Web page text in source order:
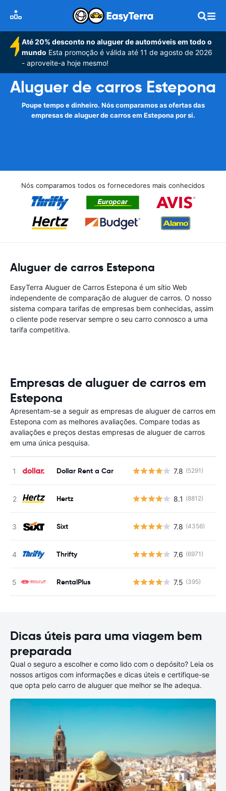
Até 20% desconto no aluguer de automóveis em todo o
mundo Esta promoção é válida até 11 de agosto de 2026
- aproveite-a hoje mesmo!
Aluguer de carros Estepona
Poupe tempo e dinheiro. Nós comparamos as ofertas das
empresas de aluguer de carros em Estepona por si.
Nós comparamos todos os fornecedores mais conhecidos
Aluguer de carros Estepona
EasyTerra Aluguer de Carros Estepona é um sítio Web
independente de comparação de aluguer de carros. O nosso
sistema compara tarifas de empresas bem conhecidas, assim
o cliente pode reservar sempre o seu carro connosco a uma
tarifa competitiva.
Empresas de aluguer de carros em
Estepona
Apresentam-se a seguir as empresas de aluguer de carros em
Estepona com as melhores avaliações. Compare todas as
avaliações e preços destas empresas de aluguer de carros
em uma única pesquisa.
Dollar Rent a Car 7.8 (5291)
Hertz 8.1 (8812)
Sixt 7.8 (4356)
Thrifty 7.6 (6971)
RentalPlus 7.5 (395)
Dicas úteis para uma viagem bem
preparada
Qual o seguro a escolher e como lido com o depósito? Leia os
nossos artigos com informações e dicas úteis e certifique-se
que opta pelo carro de aluguer que melhor se lhe adequa.